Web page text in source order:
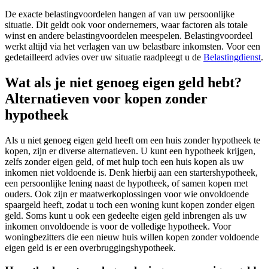
De exacte belastingvoordelen hangen af van uw persoonlijke
situatie. Dit geldt ook voor ondernemers, waar factoren als totale
winst en andere belastingvoordelen meespelen. Belastingvoordeel
werkt altijd via het verlagen van uw belastbare inkomsten. Voor een
gedetailleerd advies over uw situatie raadpleegt u de Belastingdienst.
Wat als je niet genoeg eigen geld hebt?
Alternatieven voor kopen zonder
hypotheek
Als u niet genoeg eigen geld heeft om een huis zonder hypotheek te
kopen, zijn er diverse alternatieven. U kunt een hypotheek krijgen,
zelfs zonder eigen geld, of met hulp toch een huis kopen als uw
inkomen niet voldoende is. Denk hierbij aan een startershypotheek,
een persoonlijke lening naast de hypotheek, of samen kopen met
ouders. Ook zijn er maatwerkoplossingen voor wie onvoldoende
spaargeld heeft, zodat u toch een woning kunt kopen zonder eigen
geld. Soms kunt u ook een gedeelte eigen geld inbrengen als uw
inkomen onvoldoende is voor de volledige hypotheek. Voor
woningbezitters die een nieuw huis willen kopen zonder voldoende
eigen geld is er een overbruggingshypotheek.